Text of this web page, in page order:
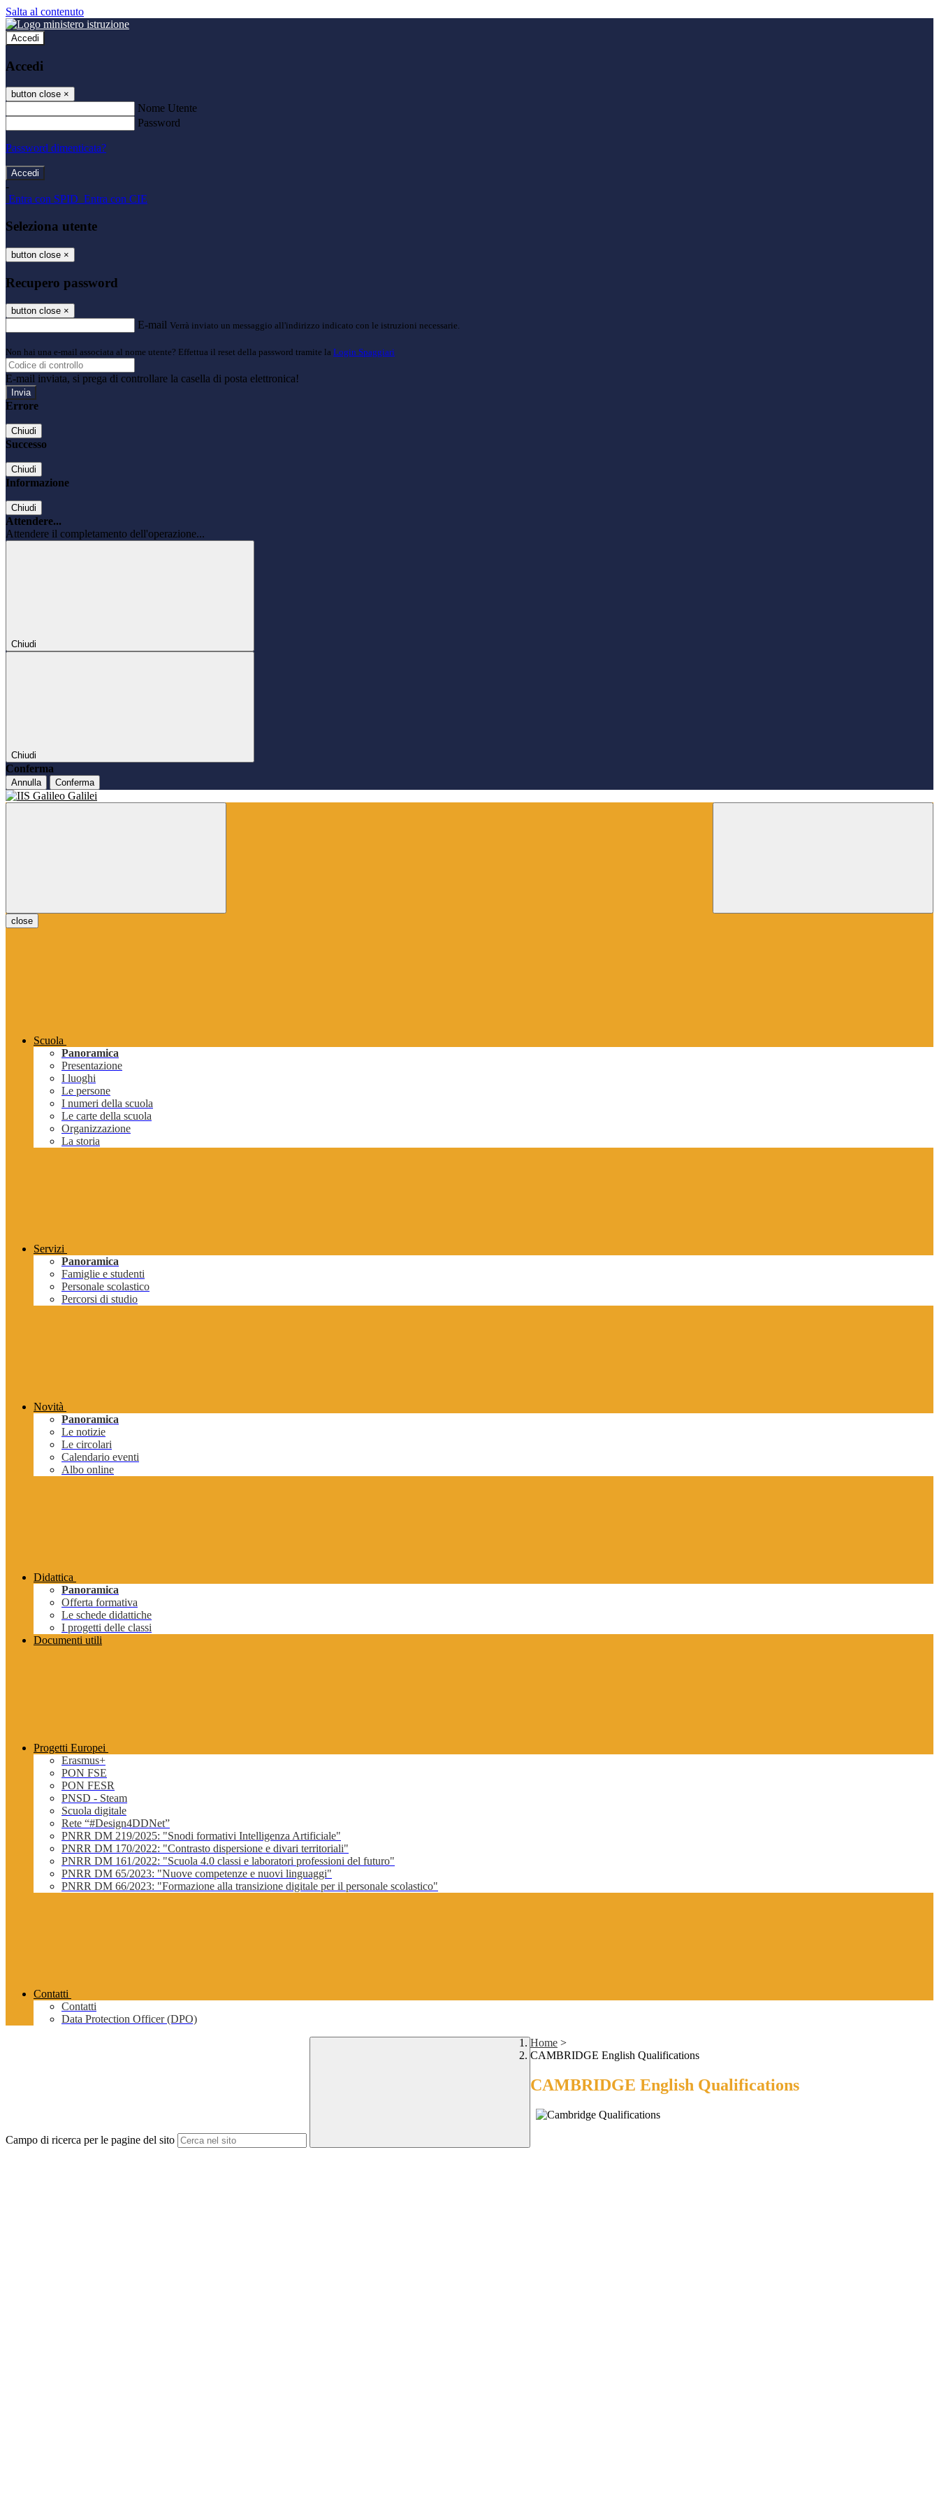
Salta al contenuto
Accedi
Accedi
button close ×
Nome Utente
Password
Password dimenticata?
-
Entra con SPID Entra con CIE
Seleziona utente
button close ×
Recupero password
button close ×
E-mail Verrà inviato un messaggio all'indirizzo indicato con le istruzioni necessarie.
Non hai una e-mail associata al nome utente? Effettua il reset della password tramite la Login Spaggiari
E-mail inviata, si prega di controllare la casella di posta elettronica!
Errore
Chiudi
Successo
Chiudi
Informazione
Chiudi
Attendere...
Attendere il completamento dell'operazione...
Chiudi
Chiudi
Conferma
Annulla Conferma
close
Scuola
Panoramica
Presentazione
I luoghi
Le persone
I numeri della scuola
Le carte della scuola
Organizzazione
La storia
Servizi
Panoramica
Famiglie e studenti
Personale scolastico
Percorsi di studio
Novità
Panoramica
Le notizie
Le circolari
Calendario eventi
Albo online
Didattica
Panoramica
Offerta formativa
Le schede didattiche
I progetti delle classi
Documenti utili
Progetti Europei
Erasmus+
PON FSE
PON FESR
PNSD - Steam
Scuola digitale
Rete “#Design4DDNet”
PNRR DM 219/2025: "Snodi formativi Intelligenza Artificiale"
PNRR DM 170/2022: "Contrasto dispersione e divari territoriali"
PNRR DM 161/2022: "Scuola 4.0 classi e laboratori professioni del futuro"
PNRR DM 65/2023: "Nuove competenze e nuovi linguaggi"
PNRR DM 66/2023: "Formazione alla transizione digitale per il personale scolastico"
Contatti
Contatti
Data Protection Officer (DPO)
Campo di ricerca per le pagine del sito
Home >
CAMBRIDGE English Qualifications
CAMBRIDGE English Qualifications